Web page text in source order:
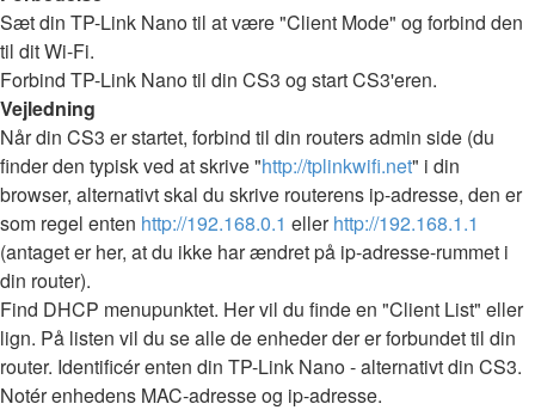
Sæt din TP-Link Nano til at være "Client Mode" og forbind den
til dit Wi-Fi.
Forbind TP-Link Nano til din CS3 og start CS3'eren.
Vejledning
Når din CS3 er startet, forbind til din routers admin side (du
finder den typisk ved at skrive "http://tplinkwifi.net" i din
browser, alternativt skal du skrive routerens ip-adresse, den er
som regel enten http://192.168.0.1 ellerhttp://192.168.1.1
(antaget er her, at du ikke har ændret på ip-adresse-rummet i
din router).
Find DHCP menupunktet. Her vil du finde en "Client List" eller
lign. På listen vil du se alle de enheder der er forbundet til din
router. Identificér enten din TP-Link Nano - alternativt din CS3.
Notér enhedens MAC-adresse og ip-adresse.